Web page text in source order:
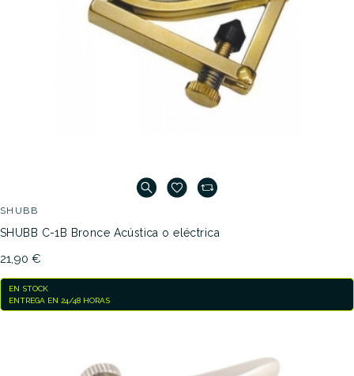
SHUBB
SHUBB C-1B Bronce Acústica o eléctrica
21,90 €
EN STOCK
ENTREGA EN 24/48 HORAS